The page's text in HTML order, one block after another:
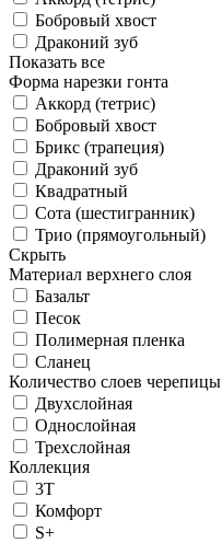
Бобровый хвост
Драконий зуб
Показать все
Форма нарезки гонта
Аккорд (тетрис)
Бобровый хвост
Брикс (трапеция)
Драконий зуб
Квадратный
Сота (шестигранник)
Трио (прямоугольный)
Скрыть
Материал верхнего слоя
Базальт
Песок
Полимерная пленка
Сланец
Количество слоев черепицы
Двухслойная
Однослойная
Трехслойная
Коллекция
3T
Комфорт
S+